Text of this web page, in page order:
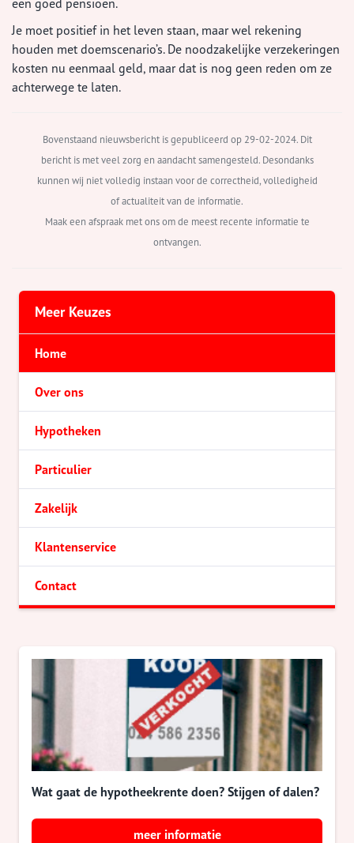
een goed pensioen.
Je moet positief in het leven staan, maar wel rekening
houden met doemscenario’s. De noodzakelijke verzekeringen
kosten nu eenmaal geld, maar dat is nog geen reden om ze
achterwege te laten.
Bovenstaand nieuwsbericht is gepubliceerd op 29-02-2024. Dit
bericht is met veel zorg en aandacht samengesteld. Desondanks
kunnen wij niet volledig instaan voor de correctheid, volledigheid
of actualiteit van de informatie.
Maak een afspraak met ons om de meest recente informatie te
ontvangen.
Meer Keuzes
Home
Over ons
Hypotheken
Particulier
Zakelijk
Klantenservice
Contact
Wat gaat de hypotheekrente doen? Stijgen of dalen?
meer informatie